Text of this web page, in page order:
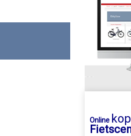
Online